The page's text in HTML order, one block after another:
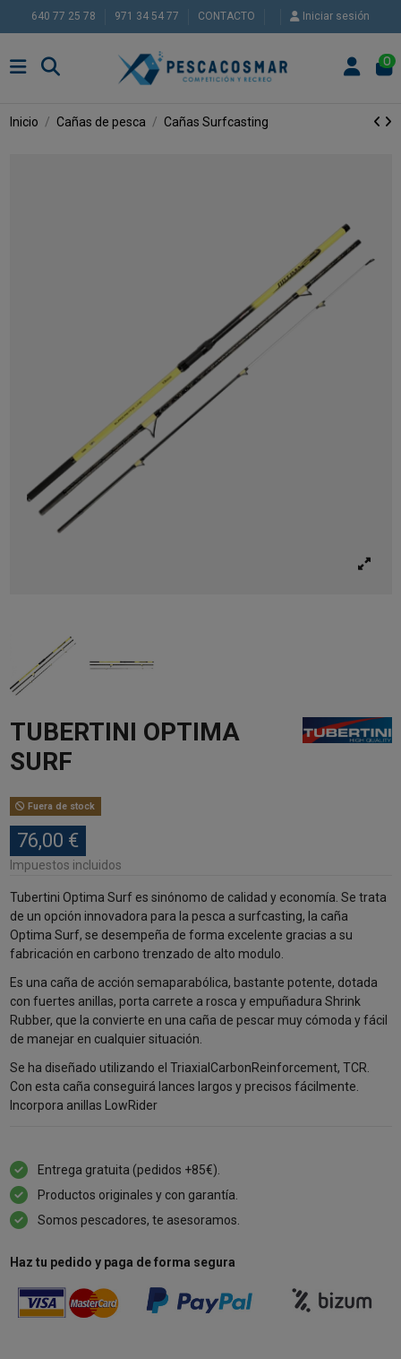
640 77 25 78 971 34 54 77 CONTACTO Iniciar sesión
0
Inicio Cañas de pesca Cañas Surfcasting
TUBERTINI OPTIMA
SURF
Fuera de stock
76,00 €
Impuestos incluidos
Tubertini Optima Surf es sinónomo de calidad y economía. Se trata
de un opción innovadora para la pesca a surfcasting, la caña
Optima Surf, se desempeña de forma excelente gracias a su
fabricación en carbono trenzado de alto modulo.
Es una caña de acción semaparabólica, bastante potente, dotada
con fuertes anillas, porta carrete a rosca y empuñadura Shrink
Rubber, que la convierte en una caña de pescar muy cómoda y fácil
de manejar en cualquier situación.
Se ha diseñado utilizando el TriaxialCarbonReinforcement, TCR.
Con esta caña conseguirá lances largos y precisos fácilmente.
Incorpora anillas LowRider
Entrega gratuita (pedidos +85€).
Productos originales y con garantía.
Somos pescadores, te asesoramos.
Haz tu pedido y paga de forma segura